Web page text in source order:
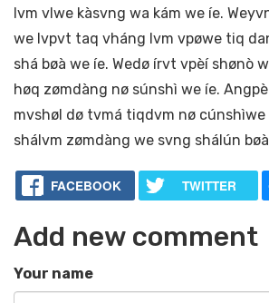
lvm vlwe kàsvng wa kám we íe.
we lvpvt taq vháng lvm vpøwe tiq
shá bøà we íe. Wedø írvt vpèí shønò
høq zømdàng nø súnshì we íe.
mvshøl dø tvmá tiqdvm nø
shálvm zømdàng we svng shálún
FACEBOOK TWITTER
Add new comment
Your name